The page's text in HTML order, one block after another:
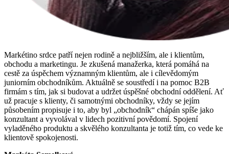
Markétino srdce patří nejen rodině a nejbližším, ale i klientům,
obchodu a marketingu. Je zkušená manažerka, která pomáhá na
cestě za úspěchem významným klientům, ale i cílevědomým
juniorním obchodníkům. Aktuálně se soustředí i na pomoc B2B
firmám s tím, jak si budovat a udržet úspěšné obchodní oddělení. Ať
už pracuje s klienty, či samotnými obchodníky, vždy se jejím
působením propisuje i to, aby byl „obchodník“ chápán spíše jako
konzultant a vyvolával v lidech pozitivní povědomí. Spojení
vyladěného produktu a skvělého konzultanta je totiž tím, co vede ke
klientově spokojenosti.